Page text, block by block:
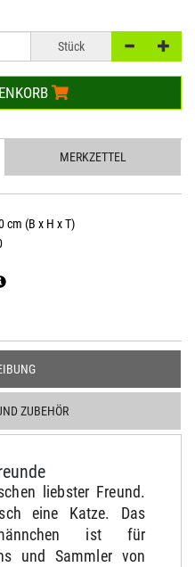
Stück
MERKZETTEL
cm (B x H x T)
ZUBEHÖR
liebster Freund.
eine Katze. Das
ist für
und Sammler von